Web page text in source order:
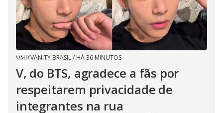
VANITY BRASIL/ HÁ 36 MINUTOS
V, do BTS, agradece a fãs por
respeitarem privacidade de
integrantes na rua